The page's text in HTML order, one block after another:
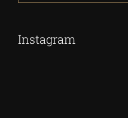
avanzada
Instagram